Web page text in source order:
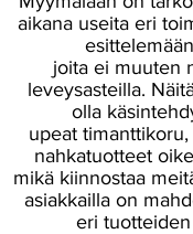
aikana useita eri
joita ei muuten
leveysasteilla.
olla
upeat
nahkatuotteet
mikä kiinnostaa
asiakkailla on
eri